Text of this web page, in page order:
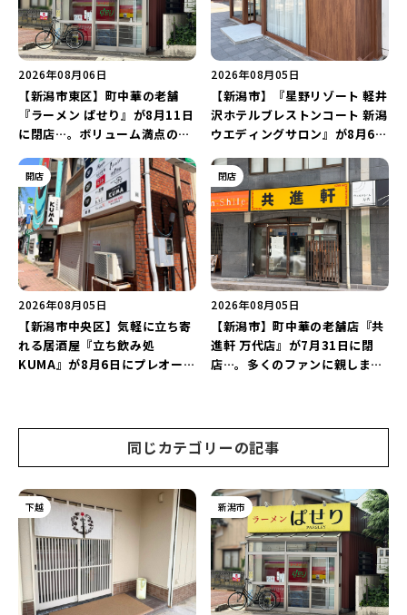
2026年08月06日
【新潟市東区】町中華の老舗
『ラーメン ぱせり』が8月11日
に閉店…。ボリューム満点の名
2026年08月05日
【新潟市】『星野リゾート 軽井
沢ホテルブレストンコート 新潟
ウエディングサロン』が8月6日
グを万代で相談しよう♪
開店
2026年08月05日
【新潟市中央区】気軽に立ち寄
れる居酒屋『立ち飲み処
KUMA』が8月6日にプレオープ
閉店
2026年08月05日
【新潟市】町中華の老舗店『共
進軒 万代店』が7月31日に閉
店…。多くのファンに親しまれ
同じカテゴリーの記事
下越 新潟市